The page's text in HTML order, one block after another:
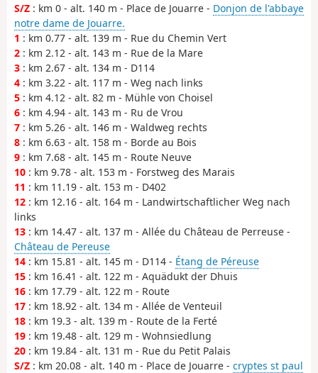
S/Z : km 0 - alt. 140 m - Place de Jouarre - Donjon de l'abbaye
notre dame de Jouarre.
1 : km 0.77 - alt. 139 m - Rue du Chemin Vert
2 : km 2.12 - alt. 143 m - Rue de la Mare
3 : km 2.67 - alt. 134 m - D114
4 : km 3.22 - alt. 117 m - Weg nach links
5 : km 4.12 - alt. 82 m - Mühle von Choisel
6 : km 4.94 - alt. 143 m - Ru de Vrou
7 : km 5.26 - alt. 146 m - Waldweg rechts
8 : km 6.63 - alt. 158 m - Borde au Bois
9 : km 7.68 - alt. 145 m - Route Neuve
10 : km 9.78 - alt. 153 m - Forstweg des Marais
11 : km 11.19 - alt. 153 m - D402
12 : km 12.16 - alt. 164 m - Landwirtschaftlicher Weg nach
links
13 : km 14.47 - alt. 137 m - Allée du Château de Perreuse -
Château de Pereuse
14 : km 15.81 - alt. 145 m - D114 - Étang de Péreuse
15 : km 16.41 - alt. 122 m - Aquädukt der Dhuis
16 : km 17.79 - alt. 122 m - Route
17 : km 18.92 - alt. 134 m - Allée de Venteuil
18 : km 19.3 - alt. 139 m - Route de la Ferté
19 : km 19.48 - alt. 129 m - Wohnsiedlung
20 : km 19.84 - alt. 131 m - Rue du Petit Palais
S/Z : km 20.08 - alt. 140 m - Place de Jouarre - cryptes st paul